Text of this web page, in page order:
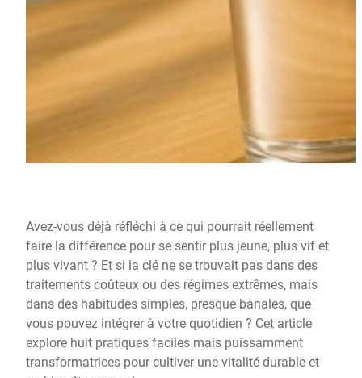
Avez-vous déjà réfléchi à ce qui pourrait réellement
faire la différence pour se sentir plus jeune, plus vif et
plus vivant ? Et si la clé ne se trouvait pas dans des
traitements coûteux ou des régimes extrêmes, mais
dans des habitudes simples, presque banales, que
vous pouvez intégrer à votre quotidien ? Cet article
explore huit pratiques faciles mais puissamment
transformatrices pour cultiver une vitalité durable et